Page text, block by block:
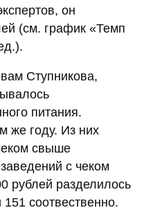
он
(см. график «Темп
Ступникова,
питания.
же году. Из них
свыше
с чеком
рублей разделилось
соотвественно.